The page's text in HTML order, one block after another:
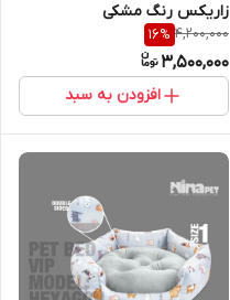
زاریکس رنگ مشکی
4,200,000
16%
3,500,000
افزودن به سبد